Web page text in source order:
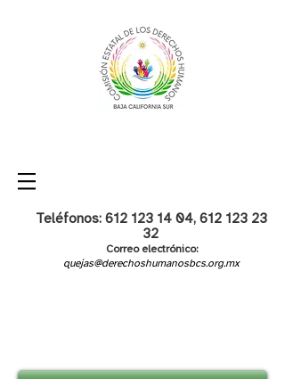
Teléfonos: 612 123 14 04, 612 123 23
32
Correo electrónico:
quejas@derechoshumanosbcs.org.mx